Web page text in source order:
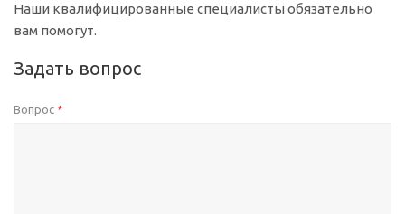
Наши квалифицированные специалисты обязательно
вам помогут.
Задать вопрос
Вопрос *